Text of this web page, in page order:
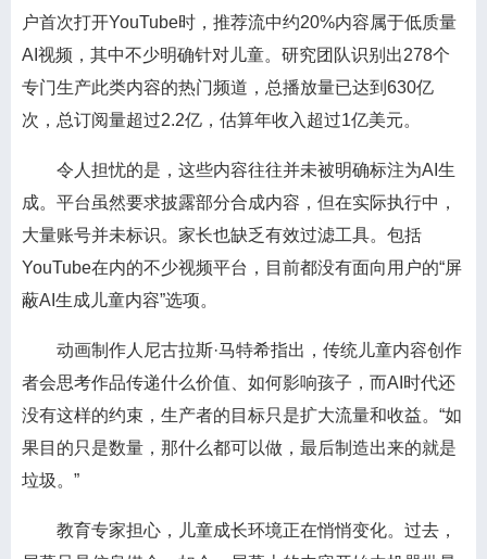
户首次打开YouTube时，推荐流中约20%内容属于低质量
AI视频，其中不少明确针对儿童。研究团队识别出278个
专门生产此类内容的热门频道，总播放量已达到630亿
次，总订阅量超过2.2亿，估算年收入超过1亿美元。
令人担忧的是，这些内容往往并未被明确标注为AI生
成。平台虽然要求披露部分合成内容，但在实际执行中，
大量账号并未标识。家长也缺乏有效过滤工具。包括
YouTube在内的不少视频平台，目前都没有面向用户的“屏
蔽AI生成儿童内容”选项。
动画制作人尼古拉斯·马特希指出，传统儿童内容创作
者会思考作品传递什么价值、如何影响孩子，而AI时代还
没有这样的约束，生产者的目标只是扩大流量和收益。“如
果目的只是数量，那什么都可以做，最后制造出来的就是
垃圾。”
教育专家担心，儿童成长环境正在悄悄变化。过去，